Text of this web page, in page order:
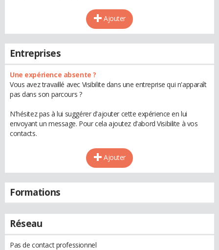
Ajouter
Entreprises
Une expérience absente ?
Vous avez travaillé avec Visibilite dans une entreprise qui n'apparaît
pas dans son parcours ?
N'hésitez pas à lui suggérer d'ajouter cette expérience en lui
envoyant un message. Pour cela ajoutez d'abord Visibilite à vos
contacts.
Ajouter
Formations
Réseau
Pas de contact professionnel